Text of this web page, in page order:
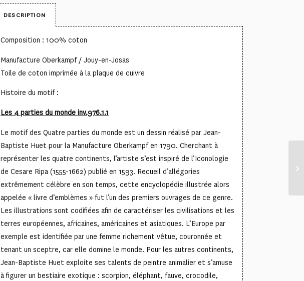
DESCRIPTION
Composition : 100% coton
Manufacture Oberkampf / Jouy-en-Josas
Toile de coton imprimée à la plaque de cuivre
Histoire du motif :
Les 4 parties du monde inv.976.1.1
Le motif des Quatre parties du monde est un dessin réalisé par Jean-
Baptiste Huet pour la Manufacture Oberkampf en 1790. Cherchant à
représenter les quatre continents, l’artiste s’est inspiré de l’Iconologie
de Cesare Ripa (1555-1662) publié en 1593. Recueil d’allégories
extrêmement célèbre en son temps, cette encyclopédie illustrée alors
appelée « livre d’emblèmes » fut l’un des premiers ouvrages de ce genre.
Les illustrations sont codifiées afin de caractériser les civilisations et les
terres européennes, africaines, américaines et asiatiques. L’Europe par
exemple est identifiée par une femme richement vêtue, couronnée et
tenant un sceptre, car elle domine le monde. Pour les autres continents,
Jean-Baptiste Huet exploite ses talents de peintre animalier et s’amuse
à figurer un bestiaire exotique : scorpion, éléphant, fauve, crocodile,